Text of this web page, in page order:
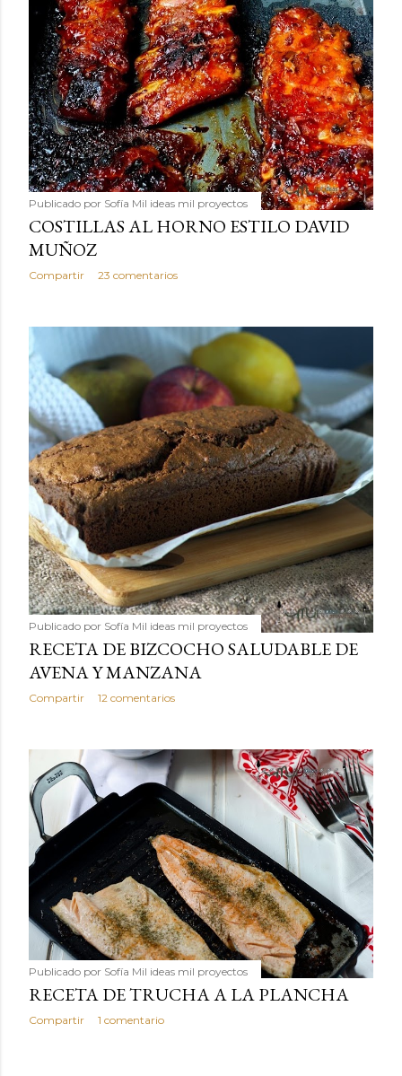
Publicado por Sofía Mil ideas mil proyectos
COSTILLAS AL HORNO ESTILO DAVID
MUÑOZ
Compartir 23 comentarios
Publicado por Sofía Mil ideas mil proyectos
RECETA DE BIZCOCHO SALUDABLE DE
AVENA Y MANZANA
Compartir 12 comentarios
Publicado por Sofía Mil ideas mil proyectos
RECETA DE TRUCHA A LA PLANCHA
Compartir 1 comentario